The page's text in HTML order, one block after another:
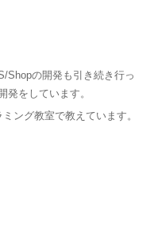
Shopの開発も引き続き行っ
発をしています。
ング教室で教えています。